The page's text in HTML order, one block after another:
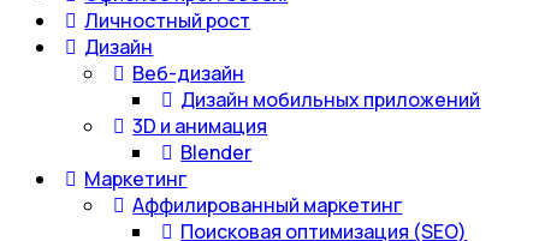
Личностный рост
Дизайн
Веб-дизайн
Дизайн мобильных приложений
3D и анимация
Blender
Маркетинг
Аффилированный маркетинг
Поисковая оптимизация (SEO)